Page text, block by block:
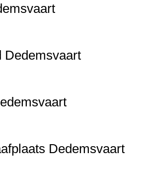
Dedemsvaart
Dedemsvaart